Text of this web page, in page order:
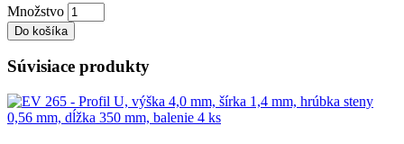
Množstvo
Do košíka
Súvisiace produkty